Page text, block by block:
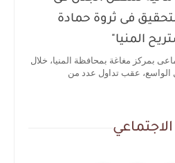
فى ثروة حمادة
المنيا"
بمركز مغاغة بمحافظة المنيا، خلال
الواسع، عقب تداول عدد من